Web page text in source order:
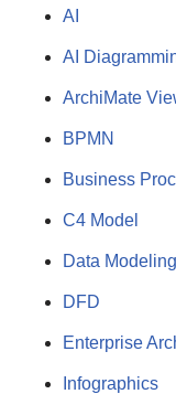
AI
AI
ArchiMate
BPMN
Business
C4 Model
Data
DFD
Enterprise
Infographics